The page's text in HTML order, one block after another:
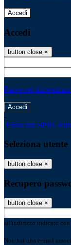
Accedi
Accedi
button close ×
Password
-
Entra con SPID
Seleziona utente
button close ×
Recupero
button close ×
all'indirizzo indicato con
Non hai una e-mail